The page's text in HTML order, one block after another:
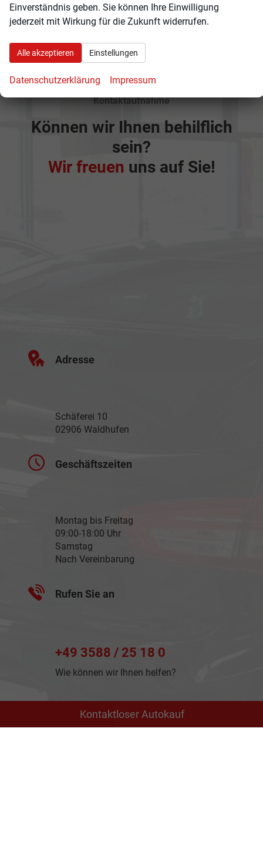
Kontaktloser Autokauf
Anmelden
Kontaktaufnahme
Können wir Ihnen behilflich
sein?
Wir freuen uns auf Sie!
Adresse
Schäferei 10
02906 Waldhufen
Geschäftszeiten
Montag bis Freitag
09:00-18:00 Uhr
Samstag
Nach Vereinbarung
Rufen Sie an
+49 3588 / 25 18 0
Wie können wir Ihnen helfen?
Einverständnis geben. Sie können Ihre Einwilligung
jederzeit mit Wirkung für die Zukunft widerrufen.
Alle akzeptieren Einstellungen
Datenschutzerklärung Impressum